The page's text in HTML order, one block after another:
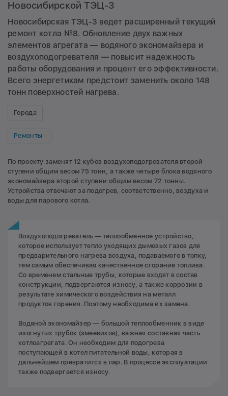
Новосибирской ТЭЦ-3
Новосибирская ТЭЦ-3 ведет расширенный текущий
ремонт котла №8. Обновление двух важных
элементов агрегата — водяного экономайзера и
воздухоподогревателя — повысит надежность
работы оборудования и процент его эффективности.
Всего энергетикам предстоит заменить около 148
тонн поверхностей нагрева.
Города
Ремонты
По проекту заменят 12 кубов воздухоподогревателя второй
ступени общим весом 75 тонн, а также четыре блока водяного
экономайзера второй ступени общим весом 72 тонны.
Устройства отвечают за подогрев, соответственно, воздуха и
воды для парового котла.
Воздухоподогреватель — теплообменное устройство,
которое использует тепло уходящих дымовых газов для
предварительного нагрева воздуха, подаваемого в топку,
тем самым обеспечивая качественное сгорание топлива.
Со временем стальные трубы, которые входят в состав
конструкции, подвергаются износу, а также коррозии в
результате химического воздействия на металл
продуктов горения. Поэтому необходима их замена.
Водяной экономайзер — большой теплообменник в виде
изогнутых трубок (змеевиков), важная составная часть
котлоагрегата. Он необходим для подогрева
поступающей в котел питательной воды, которая в
дальнейшем превратится в пар. В процессе эксплуатации
также подвергается износу.